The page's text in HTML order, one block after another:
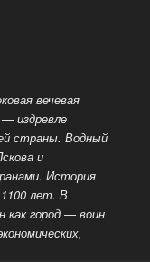
вечевая
издревле
страны. Водный
и
История
лет. В
как город — воин